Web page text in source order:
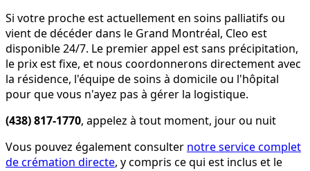
Si votre proche est actuellement en soins palliatifs ou
vient de décéder dans le Grand Montréal, Cleo est
disponible 24/7. Le premier appel est sans précipitation,
le prix est fixe, et nous coordonnerons directement avec
la résidence, l'équipe de soins à domicile ou l'hôpital
pour que vous n'ayez pas à gérer la logistique.
(438) 817-1770, appelez à tout moment, jour ou nuit
Vous pouvez également consulter notre service complet
de crémation directe, y compris ce qui est inclus et le